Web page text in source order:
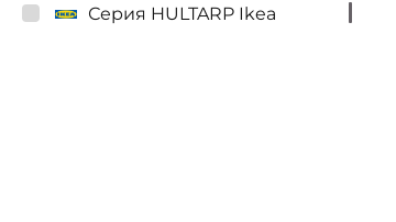
Серия HULTARP Ikea